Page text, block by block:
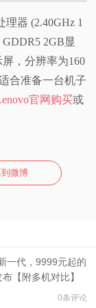
器 (2.40GHz 1
2GB显
屏，分辨率为160
合准备一台机子
官网购买或
微博
一代，9999元起的
【附多机对比】
0条评论